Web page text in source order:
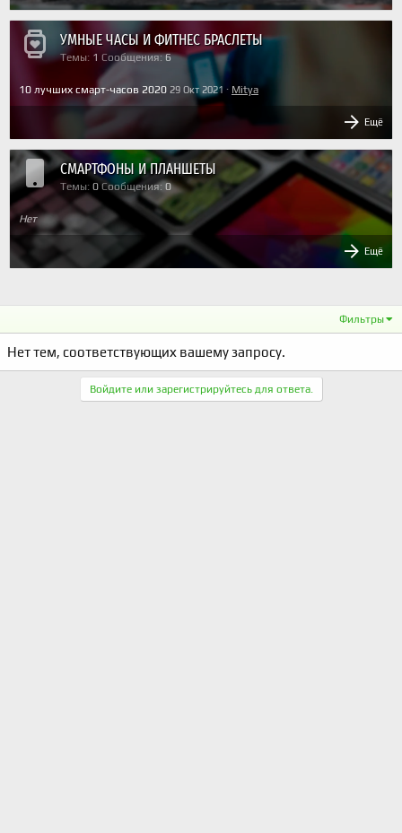
УМНЫЕ ЧАСЫ И ФИТНЕС БРАСЛЕТЫ
Темы 1 Сообщения 6
Ещё
10 лучших смарт-часов 2020 29 Окт 2021 Mitya
СМАРТФОНЫ И ПЛАНШЕТЫ
Темы 0 Сообщения 0
Ещё
Нет
Фильтры
Нет тем, соответствующих вашему запросу.
Войдите или зарегистрируйтесь для ответа.